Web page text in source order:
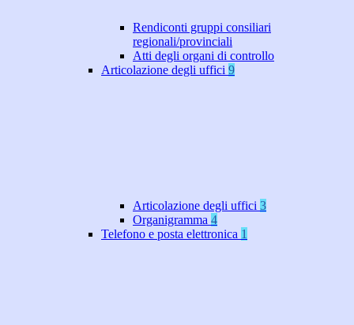
Rendiconti gruppi consiliari
regionali/provinciali
Atti degli organi di controllo
Articolazione degli uffici 9
Articolazione degli uffici 3
Organigramma 4
Telefono e posta elettronica 1